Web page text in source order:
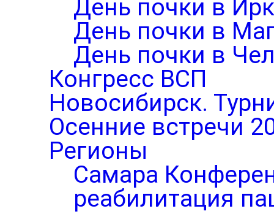
День почки в
День почки в
День почки в
Конгресс ВСП
Новосибирск.
Осенние встречи
Регионы
Самара
реабилитация